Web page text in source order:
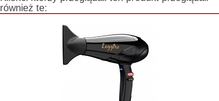
również te: